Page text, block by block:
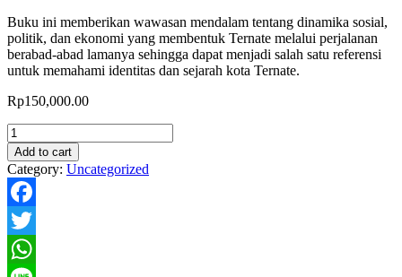
Buku ini memberikan wawasan mendalam tentang dinamika sosial,
politik, dan ekonomi yang membentuk Ternate melalui perjalanan
berabad-abad lamanya sehingga dapat menjadi salah satu referensi
untuk memahami identitas dan sejarah kota Ternate.
Rp150,000.00
SEJARAH
TERNATE
Dari
Kota
Tradisional
ke
Kota
Kolonial
Abad
Add to cart
Category: Uncategorized
Facebook
Twitter